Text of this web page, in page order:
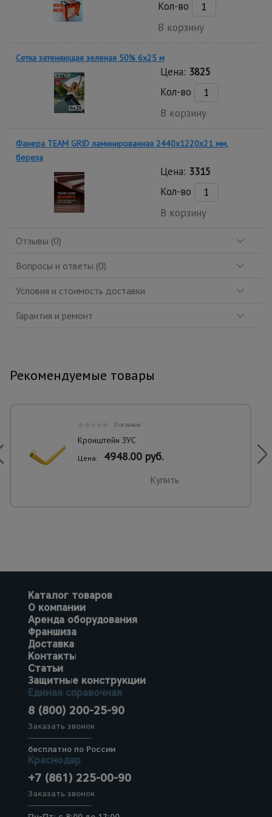
Кол-во
В корзину
Сетка затеняющая зеленая 50% 6х25 м
Цена: 3825
Кол-во
В корзину
Фанера TEAM GRID ламинированная 2440х1220х21 мм,
береза
Цена: 3315
Кол-во
В корзину
Отзывы (0)
Вопросы и ответы (0)
Условия и стоимость доставки
Гарантия и ремонт
Рекомендуемые товары
0 отзывов
Кронштейн ЗУС
Цена: 4948.00 руб.
Купить
Каталог товаров
О компании
Аренда оборудования
Франшиза
Доставка
Контакты
Статьи
Защитные конструкции
Единая справочная
8 (800) 200-25-90
Заказать звонок
бесплатно по России
Краснодар
+7 (861) 225-00-90
Заказать звонок